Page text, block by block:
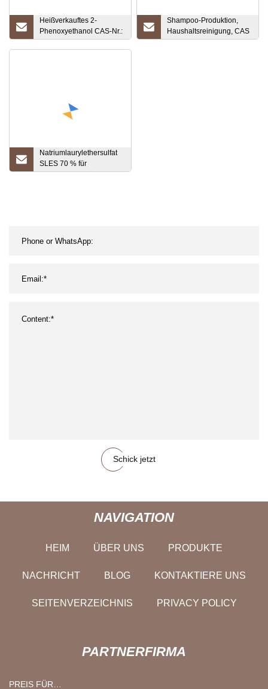
Heißverkauftes 2-
Phenoxyethanol CAS-Nr.:
122-99-6
Shampoo-Produktion,
Haushaltsreinigung, CAS
68585-34-2,
Natriumlaurylethersulfat
SLES 70 % für
kosmetisches flüssiges
Schick jetzt
NAVIGATION
HEIM ÜBER UNS PRODUKTE
NACHRICHT BLOG KONTAKTIERE UNS
SEITENVERZEICHNIS PRIVACY POLICY
PARTNERFIRMA
PREIS FÜR